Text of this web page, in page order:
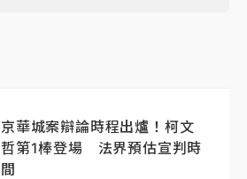
京華城案辯論時程出爐！柯文
哲第1棒登場 法界預估宣判時
間